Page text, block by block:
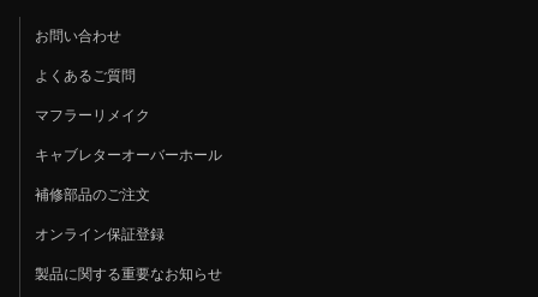
お問い合わせ
よくあるご質問
マフラーリメイク
キャブレターオーバーホール
補修部品のご注文
オンライン保証登録
製品に関する重要なお知らせ